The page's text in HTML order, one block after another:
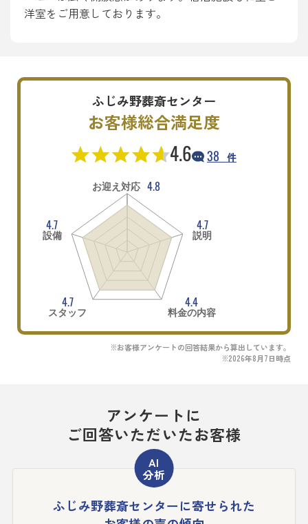
洋室をご用意しております。
ふじみ野葬斎センター
お客様総合満足度
4.6 38 件
お迎え対応 4.8
4.7
説明
4.4
料金の内容
4.7
スタッフ
4.7
設備
※お客様アンケートの回答結果から算出しています。
※2026年8月7日時点
アンケートに
ご回答いただいたお客様
ふじみ野葬斎センターに寄せられた